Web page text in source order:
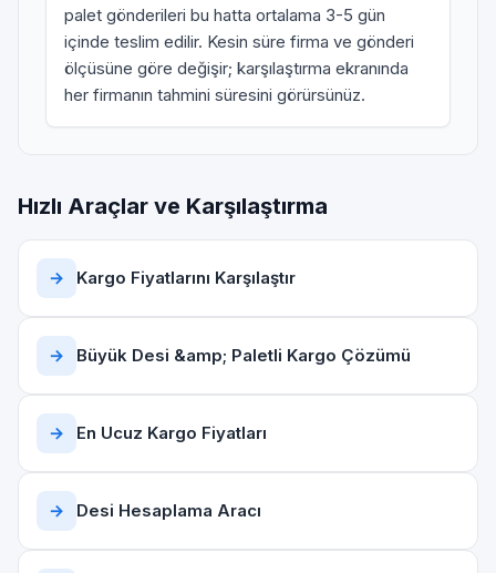
palet gönderileri bu hatta ortalama 3-5 gün
içinde teslim edilir. Kesin süre firma ve gönderi
ölçüsüne göre değişir; karşılaştırma ekranında
her firmanın tahmini süresini görürsünüz.
Hızlı Araçlar ve Karşılaştırma
→ Kargo Fiyatlarını Karşılaştır
→ Büyük Desi &amp; Paletli Kargo Çözümü
→ En Ucuz Kargo Fiyatları
→ Desi Hesaplama Aracı